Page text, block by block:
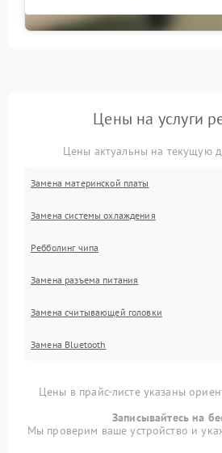
Цены на услуги
Цены актуальны на текущую
Замена материнской платы
Замена системы охлаждения
Ребболинг чипа
Замена разъема питания
Замена считывающей головки
Замена Bluetooth
Цены в прайс-листе указаны
Записывайтесь на
Мы проверим ваше устройство и